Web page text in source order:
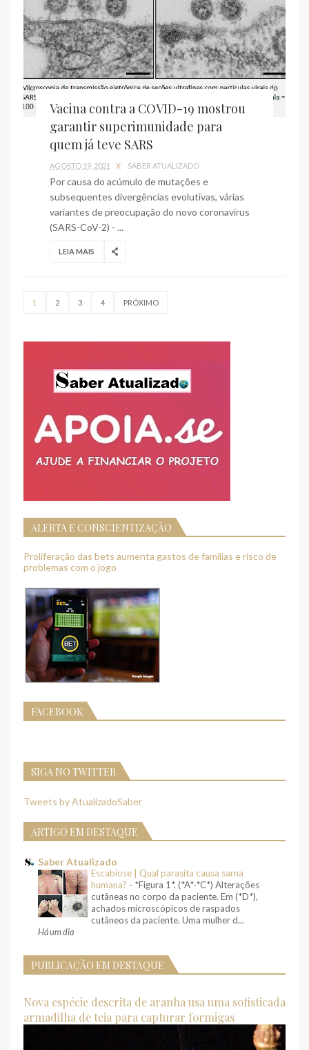
Vacina contra a COVID-19 mostrou
garantir superimunidade para
quem já teve SARS
AGOSTO 19, 2021 X SABER ATUALIZADO
Por causa do acúmulo de mutações e
subsequentes divergências evolutivas, várias
variantes de preocupação do novo coronavírus
(SARS-CoV-2) - ...
LEIA MAIS
1 2 3 4 PRÓXIMO
ALERTA E CONSCIENTIZAÇÃO
Proliferação das bets aumenta gastos de famílias e risco de
problemas com o jogo
FACEBOOK
SIGA NO TWITTER
Tweets by AtualizadoSaber
ARTIGO EM DESTAQUE
Saber Atualizado
Escabiose | Qual parasita causa sarna
humana? - *Figura 1*. (*A*-*C*) Alterações
cutâneas no corpo da paciente. Em (*D*),
achados microscópicos de raspados
cutâneos da paciente. Uma mulher d...
Há um dia
PUBLICAÇÃO EM DESTAQUE
Nova espécie descrita de aranha usa uma sofisticada
armadilha de teia para capturar formigas